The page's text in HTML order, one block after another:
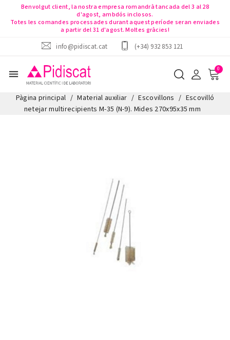
Benvolgut client, la nostra empresa romandrà tancada del 3 al 28
d'agost, ambdós inclosos.
Totes les comandes processades durant aquest període seran enviades
a partir del 31 d'agost. Moltes gràcies!
info@pidiscat.cat
(+34) 932 853 121
menu
Pàgina principal Material auxiliar Escovillons
Escovilló
netejar multirecipients M-35 (N-9). Mides 270x95x35 mm